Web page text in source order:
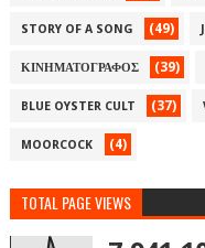
STORY OF A SONG (49)
ΚΙΝΗΜΑΤΟΓΡΑΦΟΣ (39)
BLUE OYSTER CULT (37)
MOORCOCK (4)
TOTAL PAGE VIEWS